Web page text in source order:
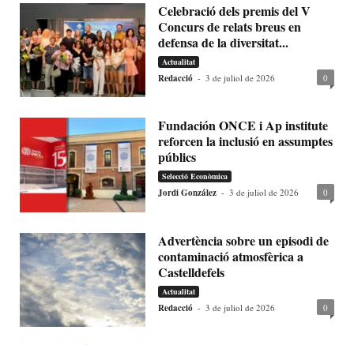
Celebració dels premis del V
Concurs de relats breus en
defensa de la diversitat...
Actualitat
Redacció - 3 de juliol de 2026 0
Fundación ONCE i Ap institute
reforcen la inclusió en assumptes
públics
Selecció Econòmica
Jordi González - 3 de juliol de 2026 0
Advertència sobre un episodi de
contaminació atmosfèrica a
Castelldefels
Actualitat
Redacció - 3 de juliol de 2026 0